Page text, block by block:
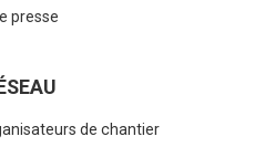
presse
de chantier